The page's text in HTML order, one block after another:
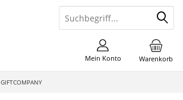
Warenkorb
Mein Konto
GIFTCOMPANY